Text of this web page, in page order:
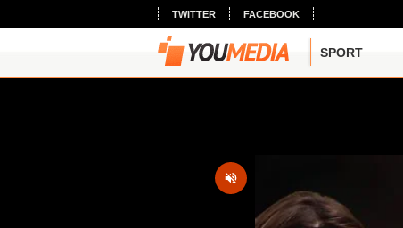
TWITTER FACEBOOK
SPORT